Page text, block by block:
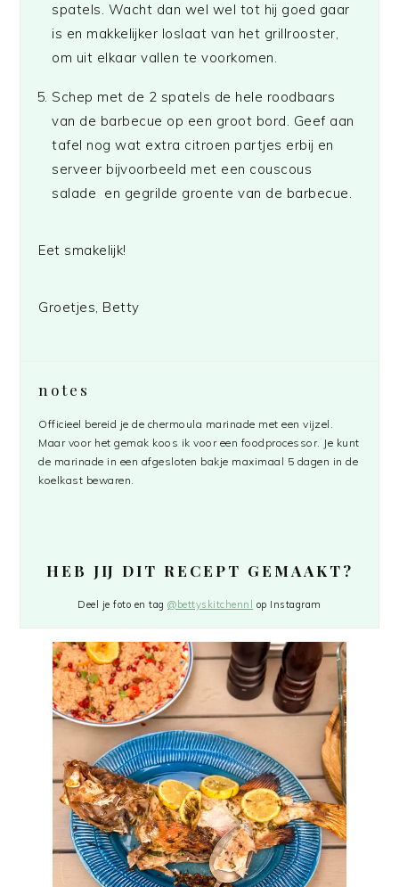
spatels. Wacht dan wel wel tot hij goed gaar
is en makkelijker loslaat van het grillrooster,
om uit elkaar vallen te voorkomen.
Schep met de 2 spatels de hele roodbaars
van de barbecue op een groot bord. Geef aan
tafel nog wat extra citroen partjes erbij en
serveer bijvoorbeeld met een couscous
salade en gegrilde groente van de barbecue.
Eet smakelijk!
Groetjes, Betty
notes
Officieel bereid je de chermoula marinade met een vijzel.
Maar voor het gemak koos ik voor een foodprocessor. Je kunt
de marinade in een afgesloten bakje maximaal 5 dagen in de
koelkast bewaren.
HEB JIJ DIT RECEPT GEMAAKT?
Deel je foto en tag@bettyskitchennl op Instagram